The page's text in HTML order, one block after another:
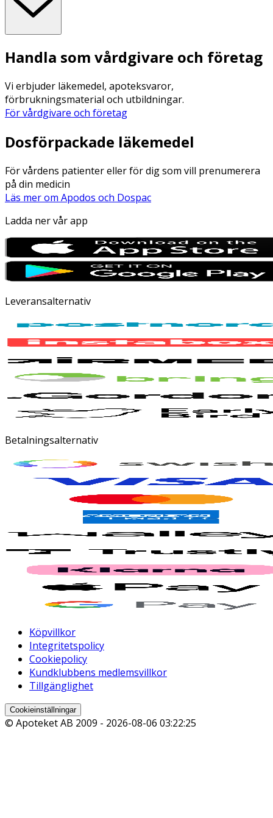
Handla som vårdgivare och företag
Vi erbjuder läkemedel, apoteksvaror,
förbrukningsmaterial och utbildningar.
För vårdgivare och företag
Dosförpackade läkemedel
För vårdens patienter eller för dig som vill prenumerera
på din medicin
Läs mer om Apodos och Dospac
Ladda ner vår app
Leveransalternativ
Betalningsalternativ
Köpvillkor
Integritetspolicy
Cookiepolicy
Kundklubbens medlemsvillkor
Tillgänglighet
Cookieinställningar
© Apoteket AB 2009 - 2026-08-06 03:22:25